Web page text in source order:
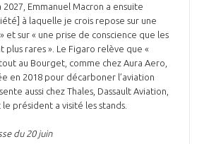
DE LA FILIÈRE AÉRONAUTIQUE ET SPATIALE
LE MÉDIATEUR DE LA FILIÈRE
2027, Emmanuel Macron a ensuite
à laquelle je crois repose sur une
et sur « une prise de conscience que les
plus rares ». Le Figaro relève que «
au Bourget, comme chez Aura Aero,
en 2018 pour décarboner l’aviation
aussi chez Thales, Dassault Aviation,
président a visité les stands.
du 20 juin